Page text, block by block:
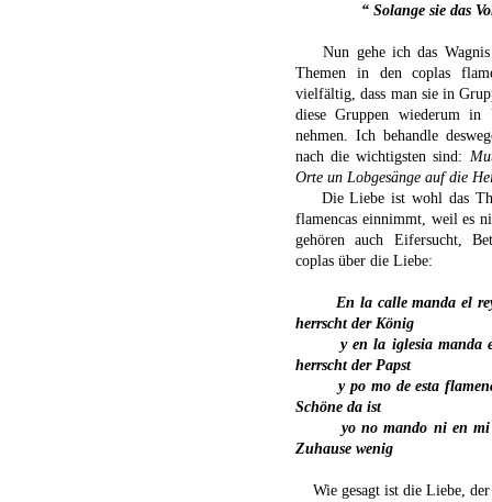
“ Solange sie das
Nun gehe ich das
Themen in den coplas
vielfältig, dass man sie in
diese Gruppen wiederum in
nehmen. Ich behandle
nach die wichtigsten sind:
Orte un Lobgesänge auf die
Die Liebe ist wohl das
flamencas einnimmt, weil es
gehören auch Eifersucht,
coplas über die Liebe:
En la calle manda el
herrscht der König
y en la iglesia manda
herrscht der Papst
y po mo de esta
Schöne da ist
yo no mando ni en mi
Zuhause wenig
Wie gesagt ist die Liebe,